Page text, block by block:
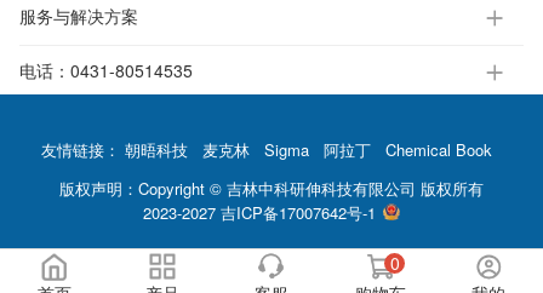
服务与解决方案
电话： 0431-80514535
友情链接： 朝晤科技 麦克林 Sigma 阿拉丁
Chemical Book
版权声明：Copyright © 吉林中科研伸科技有限公司 版权所有
2023-2027 吉ICP备17007642号-1
0